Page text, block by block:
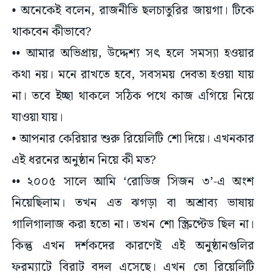
• অনেকেই বলেন, রাজনীতি ছলচাতুরির জায়গা। টিকে
থাকবেন কীভাবে?
•• আমার অভিপ্রায়, উদ্দেশ্য সৎ হলে সমস্যা হওয়ার
কথা নয়। মনে রাখতে হবে, সবসময় দেবতা হওয়া যায়
না। তবে ইচ্ছা থাকলে সঠিক পথে কাজ এগিয়ে নিয়ে
যাওয়া যায়।
• আপনার কেরিয়ার শুরু রিয়েলিটি শো দিয়ে। এখনকার
এই ধরনের অনুষ্ঠান নিয়ে কী মত?
•• ২০০৫ সালে আমি ‘রোডিজ সিজন ৩’-এ অংশ
নিয়েছিলাম। তখন এত ঝগড়া বা অশ্রাব্য ভাষায়
গালিগালাজ করা হতো না। তখন শো স্ক্রিপ্টেড ছিল না।
কিন্তু এখন দর্শকদের কারণেই এই অনুষ্ঠানগুলির
ফরম্যাটে বিরাট বদল এসেছে। এখন তো রিয়েলিটি